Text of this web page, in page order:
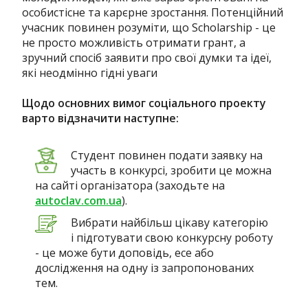
особистісне та карєрне зростання. Потенційний
учасник повинен розуміти, що Scholarship - це
не просто можливість отримати грант, а
зручний спосіб заявити про свої думки та ідеї,
які неодмінно гідні уваги
Щодо основних вимог соціального проекту
варто відзначити наступне:
Студент повинен подати заявку на
участь в конкурсі, зробити це можна
на сайті організатора (заходьте на
autoclav.com.ua).
Вибрати найбільш цікаву категорію
і підготувати свою конкурсну роботу
- це може бути доповідь, есе або
дослідження на одну із запропонованих
тем.